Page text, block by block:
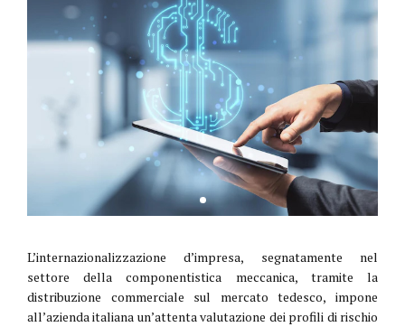
L’internazionalizzazione d’impresa, segnatamente nel
settore della componentistica meccanica, tramite la
distribuzione commerciale sul mercato tedesco, impone
all’azienda italiana un’attenta valutazione dei profili di rischio